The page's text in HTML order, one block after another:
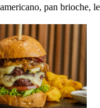
americano, pan brioche,